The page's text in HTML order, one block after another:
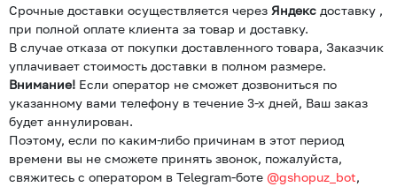
Срочные доставки осуществляется через Яндекс доставку ,
при полной оплате клиента за товар и доставку.
В случае отказа от покупки доставленного товара, Заказчик
уплачивает стоимость доставки в полном размере.
Внимание! Если оператор не сможет дозвониться по
указанному вами телефону в течение 3-х дней, Ваш заказ
будет аннулирован.
Поэтому, если по каким-либо причинам в этот период
времени вы не сможете принять звонок, пожалуйста,
свяжитесь с оператором в Telegram-боте @gshopuz_bot,